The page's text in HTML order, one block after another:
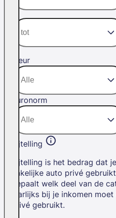
Kleur
Euronorm
Bijtelling
Bijtelling is het bedrag dat
zakelijke auto privé
bepaalt welk deel van de
jaarlijks bij je inkomen
privé gebruikt.